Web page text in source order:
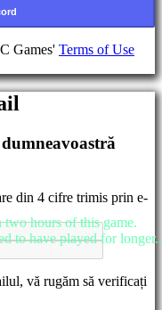
Games' Terms of Use
din 4 cifre trimis prin e-
vă rugăm să verificați
hours of this game.
to have played for